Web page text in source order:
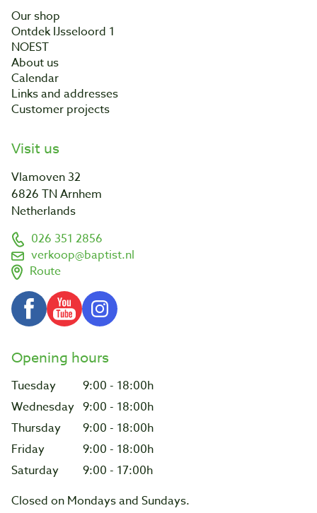
Our shop
Ontdek IJsseloord 1
NOEST
About us
Calendar
Links and addresses
Customer projects
Visit us
Vlamoven 32
6826 TN Arnhem
Netherlands
026 351 2856
verkoop@baptist.nl
Route
Opening hours
Tuesday
9:00 - 18:00h
Wednesday 9:00 - 18:00h
Thursday
9:00 - 18:00h
Friday
9:00 - 18:00h
Saturday
9:00 - 17:00h
Closed on Mondays and Sundays.